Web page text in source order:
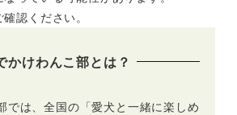
認ください。
かけわんこ部とは？
では、全国の「愛犬と一緒に楽しめ